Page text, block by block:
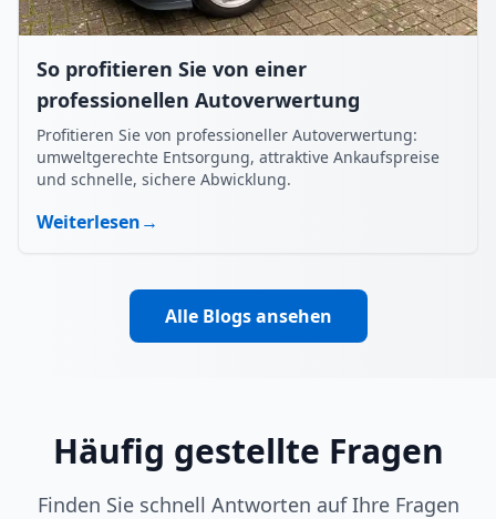
So profitieren Sie von einer
professionellen Autoverwertung
Profitieren Sie von professioneller Autoverwertung:
umweltgerechte Entsorgung, attraktive Ankaufspreise
und schnelle, sichere Abwicklung.
Weiterlesen→
Alle Blogs ansehen
Häufig gestellte Fragen
Finden Sie schnell Antworten auf Ihre Fragen